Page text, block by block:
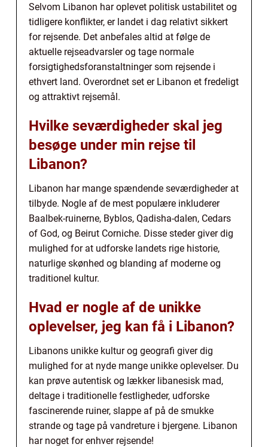
Selvom Libanon har oplevet politisk ustabilitet og
tidligere konflikter, er landet i dag relativt sikkert
for rejsende. Det anbefales altid at følge de
aktuelle rejseadvarsler og tage normale
forsigtighedsforanstaltninger som rejsende i
ethvert land. Overordnet set er Libanon et fredeligt
og attraktivt rejsemål.
Hvilke seværdigheder skal jeg
besøge under min rejse til
Libanon?
Libanon har mange spændende seværdigheder at
tilbyde. Nogle af de mest populære inkluderer
Baalbek-ruinerne, Byblos, Qadisha-dalen, Cedars
of God, og Beirut Corniche. Disse steder giver dig
mulighed for at udforske landets rige historie,
naturlige skønhed og blanding af moderne og
traditionel kultur.
Hvad er nogle af de unikke
oplevelser, jeg kan få i Libanon?
Libanons unikke kultur og geografi giver dig
mulighed for at nyde mange unikke oplevelser. Du
kan prøve autentisk og lækker libanesisk mad,
deltage i traditionelle festligheder, udforske
fascinerende ruiner, slappe af på de smukke
strande og tage på vandreture i bjergene. Libanon
har noget for enhver rejsende!